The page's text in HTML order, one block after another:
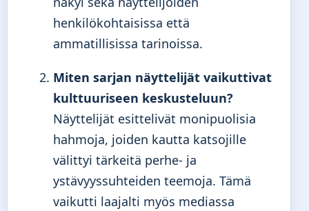
henkilökohtaisissa että
ammatillisissa tarinoissa.
Miten sarjan näyttelijät vaikuttivat
kulttuuriseen keskusteluun?
Näyttelijät esittelivät monipuolisia
hahmoja, joiden kautta katsojille
välittyi tärkeitä perhe- ja
ystävyyssuhteiden teemoja. Tämä
vaikutti laajalti myös mediassa